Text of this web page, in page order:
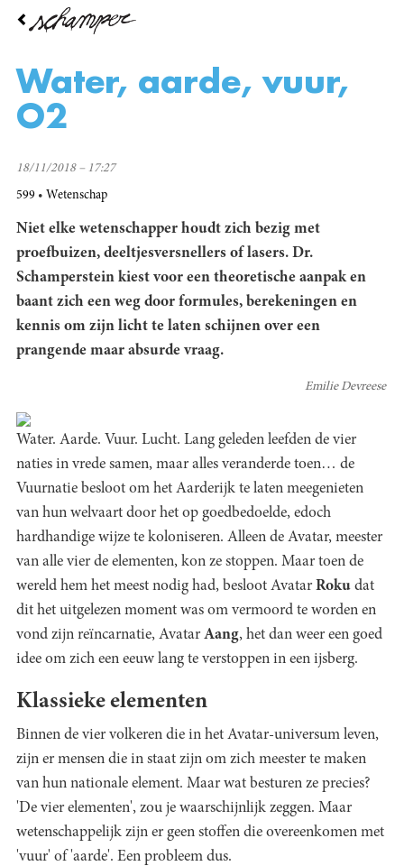
Overslaan
inhoud
gaan
Water, aarde, vuur,
O2
18/11/2018 – 17:27
599 Wetenschap
Niet elke wetenschapper houdt zich bezig met
proefbuizen, deeltjesversnellers of lasers. Dr.
Schamperstein kiest voor een theoretische aanpak en
baant zich een weg door formules, berekeningen en
kennis om zijn licht te laten schijnen over een
prangende maar absurde vraag.
Emilie Devreese
Water. Aarde. Vuur. Lucht. Lang geleden leefden de vier
naties in vrede samen, maar alles veranderde toen… de
Vuurnatie besloot om het Aarderijk te laten meegenieten
van hun welvaart door het op goedbedoelde, edoch
hardhandige wijze te koloniseren. Alleen de Avatar, meester
van alle vier de elementen, kon ze stoppen. Maar toen de
wereld hem het meest nodig had, besloot Avatar Roku dat
dit het uitgelezen moment was om vermoord te worden en
vond zijn reïncarnatie, Avatar Aang, het dan weer een goed
idee om zich een eeuw lang te verstoppen in een ijsberg.
Klassieke elementen
Binnen de vier volkeren die in het Avatar-universum leven,
zijn er mensen die in staat zijn om zich meester te maken
van hun nationale element. Maar wat besturen ze precies?
'De vier elementen', zou je waarschijnlijk zeggen. Maar
wetenschappelijk zijn er geen stoffen die overeenkomen met
'vuur' of 'aarde'. Een probleem dus.